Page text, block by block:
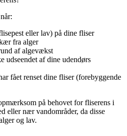
eller lav) på dine fliser
fra alger
af algevækst
udseendet af dine udendørs
fået renset dine fliser (forebyggende
på behovet for fliserens i
eller nær vandområder, da disse
og lav.